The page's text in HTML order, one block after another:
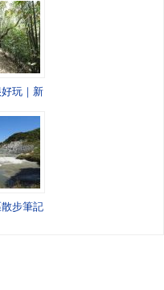
玩｜新竹高峰植物園的慢慢散步
感受北投溫泉的前世今生
步筆記：走進北投最原始的風景